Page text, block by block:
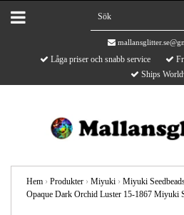
Låga priser och snabb service
Ships
Hem › Produkter › Miyuki › Miyuki
Opaque Dark Orchid Luster 15-1867 Miyuki